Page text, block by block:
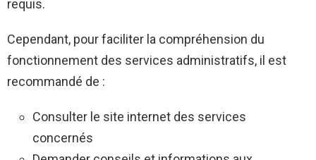
requis.
Cependant, pour faciliter la compréhension du
fonctionnement des services administratifs, il est
recommandé de :
Consulter le site internet des services
concernés